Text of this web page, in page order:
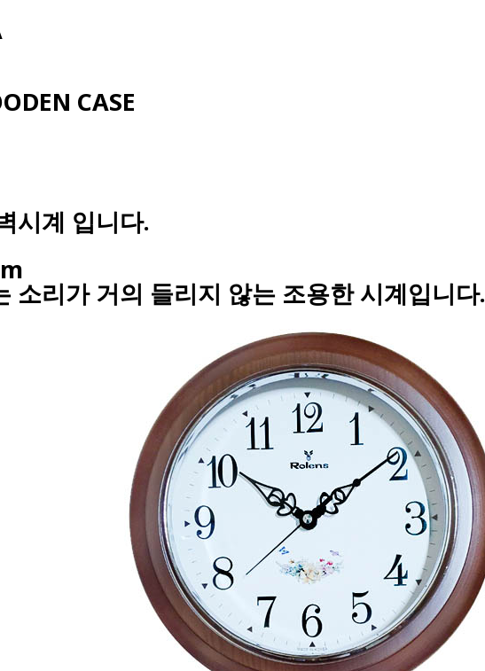
CASE
시계 입니다.
리가 거의 들리지 않는 조용한 시계입니다.